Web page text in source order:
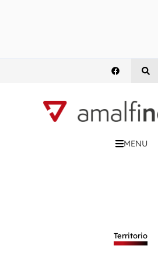
MENU
Territorio